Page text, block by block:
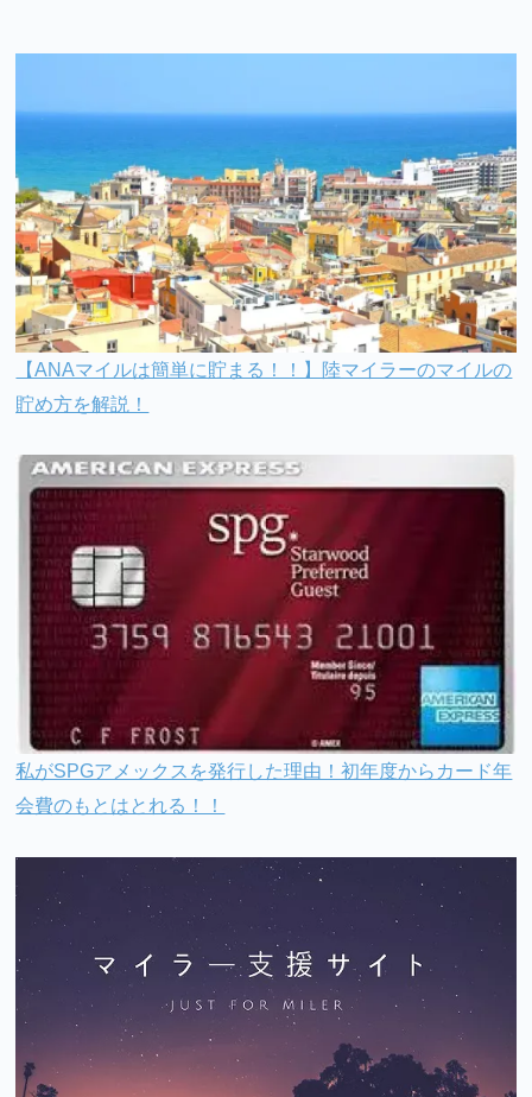
【ANAマイルは簡単に貯まる！！】陸マイラーのマイルの
貯め方を解説！
私がSPGアメックスを発行した理由！初年度からカード年
会費のもとはとれる！！